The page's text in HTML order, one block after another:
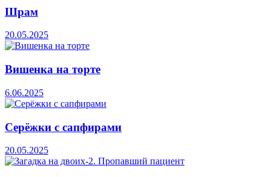
Шрам
20.05.2025
Вишенка на торте
6.06.2025
Серёжки с сапфирами
20.05.2025